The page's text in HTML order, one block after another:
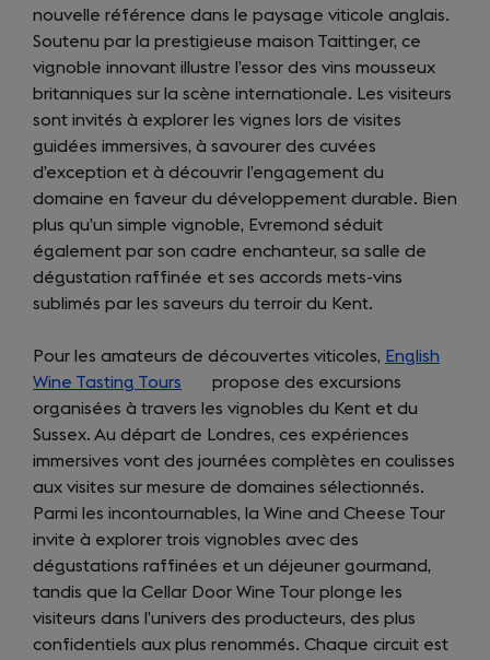
in
a
new
tab)
nouvelle référence dans le paysage viticole anglais.
Soutenu par la prestigieuse maison Taittinger, ce
vignoble innovant illustre l’essor des vins mousseux
britanniques sur la scène internationale. Les visiteurs
sont invités à explorer les vignes lors de visites
guidées immersives, à savourer des cuvées
d’exception et à découvrir l’engagement du
domaine en faveur du développement durable. Bien
plus qu’un simple vignoble, Evremond séduit
également par son cadre enchanteur, sa salle de
dégustation raffinée et ses accords mets-vins
sublimés par les saveurs du terroir du Kent.
Pour les amateurs de découvertes viticoles, English
Wine Tasting Tours (opens
in
a
new
tab)
propose des excursions
organisées à travers les vignobles du Kent et du
Sussex. Au départ de Londres, ces expériences
immersives vont des journées complètes en coulisses
aux visites sur mesure de domaines sélectionnés.
Parmi les incontournables, la Wine and Cheese Tour
invite à explorer trois vignobles avec des
dégustations raffinées et un déjeuner gourmand,
tandis que la Cellar Door Wine Tour plonge les
visiteurs dans l’univers des producteurs, des plus
confidentiels aux plus renommés. Chaque circuit est